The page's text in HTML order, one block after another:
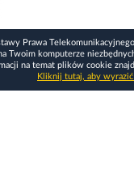
Prawa
Twoim komputerze
na temat plików cookie
Kliknij tutaj, aby